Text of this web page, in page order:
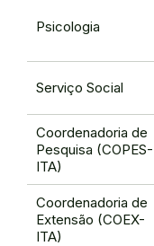
Psicologia
Serviço Social
Coordenadoria de
Pesquisa (COPES-
ITA)
Coordenadoria de
Extensão (COEX-
ITA)